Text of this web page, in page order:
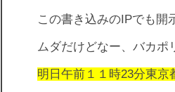
この書き込みのIPでも開
ムダだけどなー、バカポ
明日午前１１時23分東京